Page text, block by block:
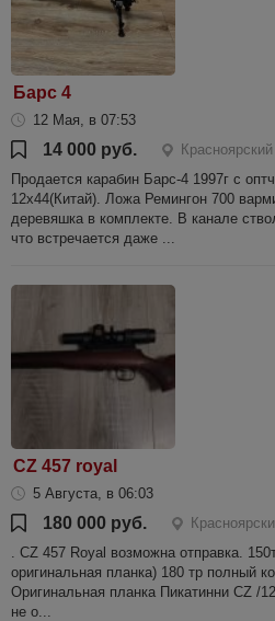
Барс 4
12 Мая, в 07:53
14 000 руб.
Продается карабин Барс-4 1997г с
12х44(Китай). Ложа Ремингон 700
деревяшка в комплекте. В канале
что встречается даже ...
CZ 457 royal
5 Августа, в 06:03
180 000 руб.
. CZ 457 Royal возможна отправка.
оригинальная планка) 180 тр полный
Оригинальная планка Пикатинни CZ /
не о...